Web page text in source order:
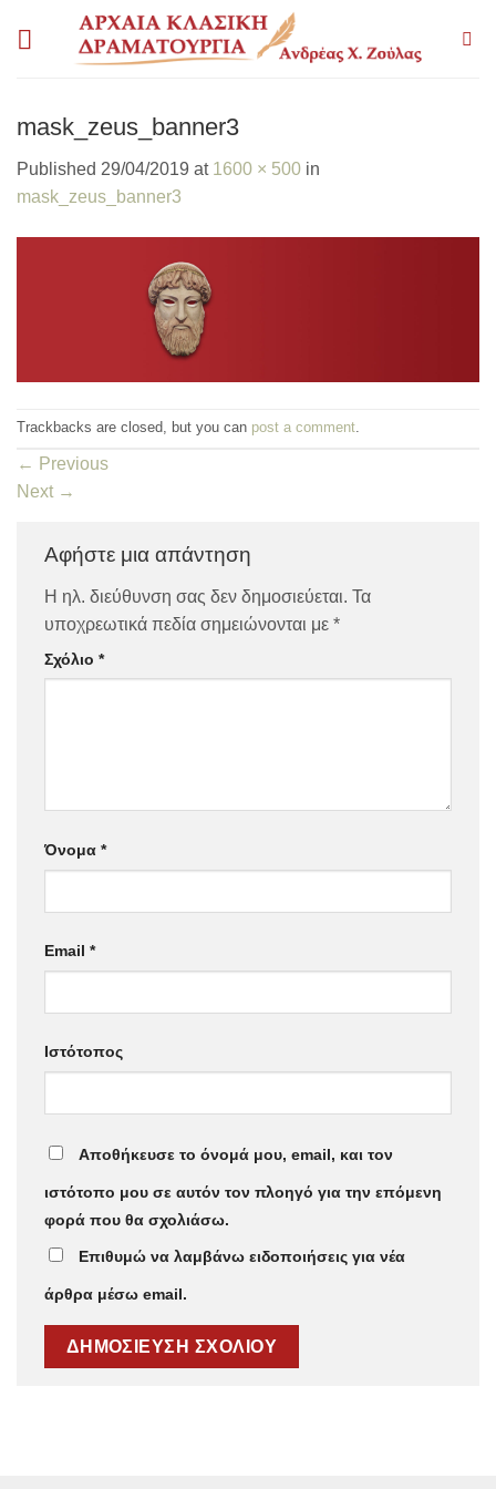
mask_zeus_banner3
Published 29/04/2019 at 1600 × 500 in
mask_zeus_banner3
Trackbacks are closed, but you can post a comment.
← Previous
Next →
Αφήστε μια απάντηση
Η ηλ. διεύθυνση σας δεν δημοσιεύεται. Τα
υποχρεωτικά πεδία σημειώνονται με *
Σχόλιο *
Όνομα *
Email *
Ιστότοπος
Αποθήκευσε το όνομά μου, email, και τον
ιστότοπο μου σε αυτόν τον πλοηγό για την επόμενη
φορά που θα σχολιάσω.
Επιθυμώ να λαμβάνω ειδοποιήσεις για νέα
άρθρα μέσω email.